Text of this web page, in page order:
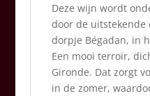
Deze wijn wordt
door de uitstekende
dorpje Bégadan, in
Een mooi terroir,
Gironde. Dat zorgt
in de zomer,